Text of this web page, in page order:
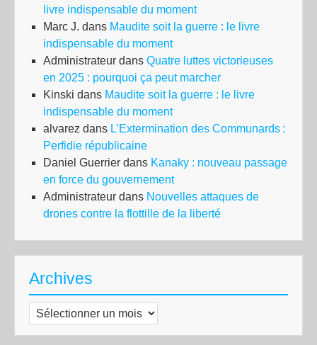
livre indispensable du moment
Marc J. dans Maudite soit la guerre : le livre
indispensable du moment
Administrateur dans Quatre luttes victorieuses
en 2025 : pourquoi ça peut marcher
Kinski dans Maudite soit la guerre : le livre
indispensable du moment
alvarez dans L’Extermination des Communards :
Perfidie républicaine
Daniel Guerrier dans Kanaky : nouveau passage
en force du gouvernement
Administrateur dans Nouvelles attaques de
drones contre la flottille de la liberté
Archives
Archives